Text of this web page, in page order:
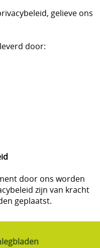
gelieve ons
door:
door ons worden
zijn van kracht
geplaatst.